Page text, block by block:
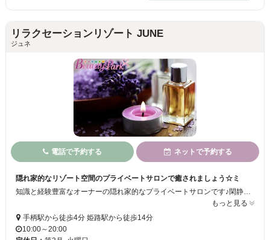
リラクセーションリゾート JUNE
ジュネ
電話で予約する ネットで予約する
隠れ家的なリゾート空間のプライベートサロンで癒されましょう☆ミ
知識と経験豊富なオーナーの隠れ家的なプライベートサロンです♪閑静な住宅街の中に佇む隠れ家的なサロンです。中に入るとリゾートにきたような静かで温かな空間･･･日々の疲れやストレスをスッキリさせましょう！お一人様専用、お二人様用の個室があります♪2人同時施術もOKなのでお友達と行くのもおすすめです☆ミ
もっと見る
手柄駅から徒歩4分 姫路駅から徒歩14分
10:00～20:00